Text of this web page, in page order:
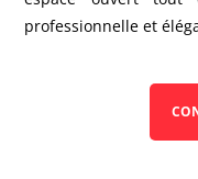
professionnelle et